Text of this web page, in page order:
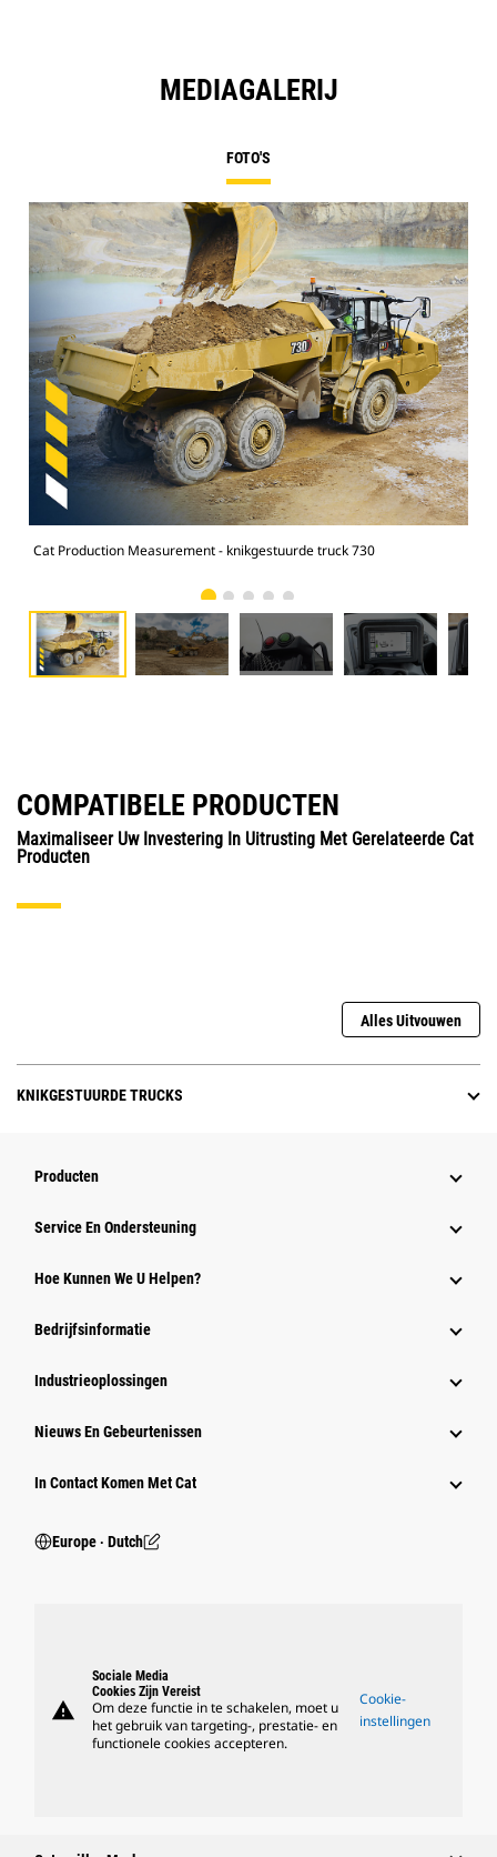
MEDIAGALERIJ
FOTO'S
Cat Production Measurement - knikgestuurde truck 730
COMPATIBELE PRODUCTEN
Maximaliseer Uw Investering In Uitrusting Met Gerelateerde Cat
Producten
Alles Uitvouwen
KNIKGESTUURDE TRUCKS
Producten
Service En Ondersteuning
Hoe Kunnen We U Helpen?
Bedrijfsinformatie
Industrieoplossingen
Nieuws En Gebeurtenissen
In Contact Komen Met Cat
Europe ‧ Dutch
warning
Sociale Media
Cookies Zijn Vereist
Om deze functie in te schakelen, moet u
het gebruik van targeting-, prestatie- en
functionele cookies accepteren.
Cookie-
instellingen